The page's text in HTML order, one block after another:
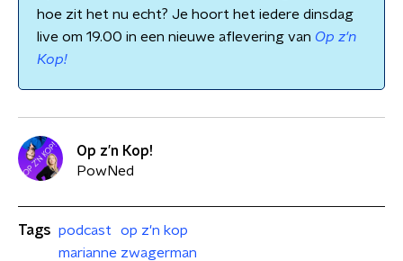
hoe zit het nu echt? Je hoort het iedere dinsdag
live om 19.00 in een nieuwe aflevering van Op z'n
Kop!
Op z’n Kop!
PowNed
Tags podcast
op z'n kop
marianne zwagerman